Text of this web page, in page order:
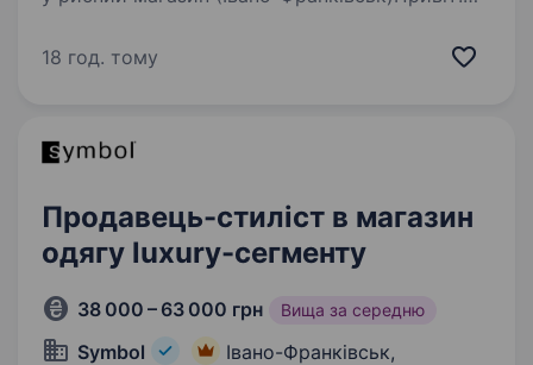
в самому серці Івано-Франківська. Любимо
18 год. тому
Продавець-стиліст в магазин
одягу luxury-сегменту
38 000 – 63 000 грн Вища за середню
Symbol
Івано-Франківськ,